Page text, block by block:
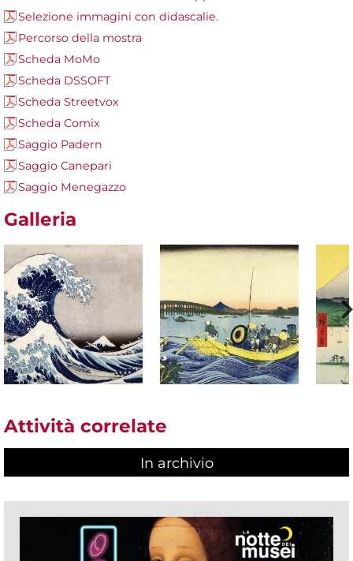
Selezione immagini con didascalie.
Percorso della mostra
Scheda MoMo
Scheda DSSOFT
Scheda Streetvox
Scheda Comix
Saggio Padern
Saggio Canepari
Saggio Menegazzo
Galleria
Attività correlate
In archivio